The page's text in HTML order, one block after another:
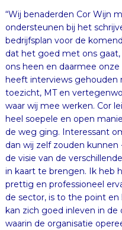
“Wij benaderden Cor Wijn
ondersteunen bij het
bedrijfsplan voor de
dat het goed met ons
ons heen en daarmee onze
heeft interviews gehouden
toezicht, MT en
waar wij mee werken. Cor
heel soepele en open
de weg ging. Interessant
dan wij zelf zouden
de visie van de
in kaart te brengen. Ik heb
prettig en professioneel
de sector, is to the point en
kan zich goed inleven in
waarin de organisatie